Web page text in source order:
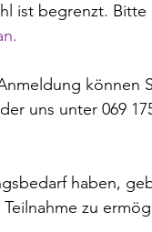
ist begrenzt.
können
uns unter 069
haben,
zu